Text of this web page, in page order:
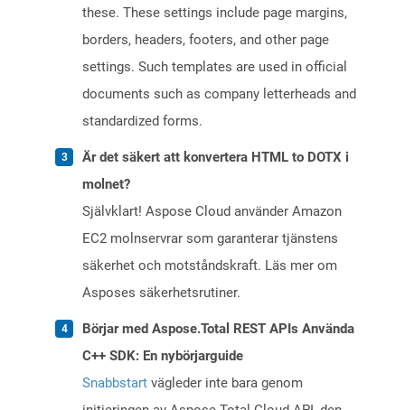
these. These settings include page margins,
borders, headers, footers, and other page
settings. Such templates are used in official
documents such as company letterheads and
standardized forms.
Är det säkert att konvertera HTML to DOTX i
molnet?
Självklart! Aspose Cloud använder Amazon
EC2 molnservrar som garanterar tjänstens
säkerhet och motståndskraft. Läs mer om
Asposes säkerhetsrutiner.
Börjar med Aspose.Total REST APIs Använda
C++ SDK: En nybörjarguide
Snabbstart vägleder inte bara genom